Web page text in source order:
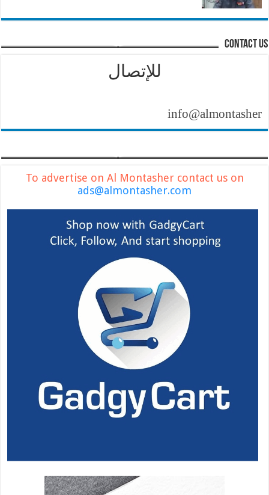
contact us
للإتصال
info@almontasher.com
To advertise on Al Montasher contact us on
ads@almontasher.com